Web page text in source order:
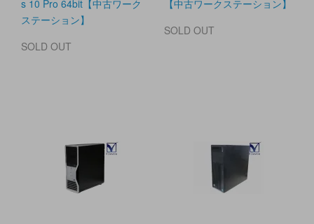
s 10 Pro 64bit【中古ワーク
ステーション】
SOLD OUT
【中古ワークステーション】
SOLD OUT